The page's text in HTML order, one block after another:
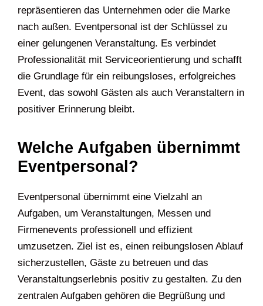
repräsentieren das Unternehmen oder die Marke
nach außen. Eventpersonal ist der Schlüssel zu
einer gelungenen Veranstaltung. Es verbindet
Professionalität mit Serviceorientierung und schafft
die Grundlage für ein reibungsloses, erfolgreiches
Event, das sowohl Gästen als auch Veranstaltern in
positiver Erinnerung bleibt.
Welche Aufgaben übernimmt
Eventpersonal?
Eventpersonal übernimmt eine Vielzahl an
Aufgaben, um Veranstaltungen, Messen und
Firmenevents professionell und effizient
umzusetzen. Ziel ist es, einen reibungslosen Ablauf
sicherzustellen, Gäste zu betreuen und das
Veranstaltungserlebnis positiv zu gestalten. Zu den
zentralen Aufgaben gehören die Begrüßung und